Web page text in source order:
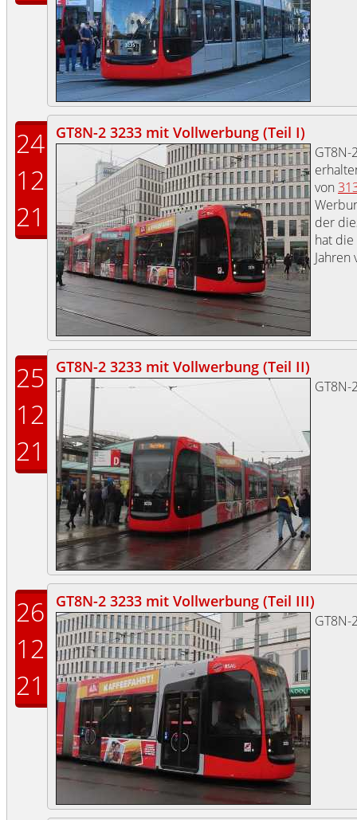
24
12
21
GT8N-2 3233 mit Vollwerbung (Teil I)
von
der
hat
Jahren
25
12
21
GT8N-2 3233 mit Vollwerbung (Teil II)
26
12
21
GT8N-2 3233 mit Vollwerbung (Teil III)